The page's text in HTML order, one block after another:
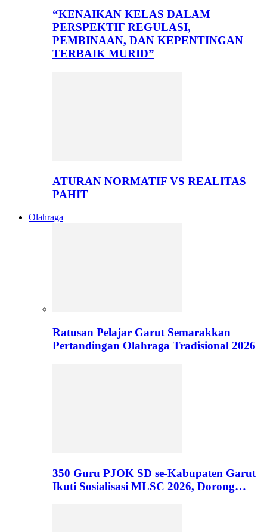
“KENAIKAN KELAS DALAM
PERSPEKTIF REGULASI,
PEMBINAAN, DAN KEPENTINGAN
TERBAIK MURID”
ATURAN NORMATIF VS REALITAS
PAHIT
Olahraga
Ratusan Pelajar Garut Semarakkan
Pertandingan Olahraga Tradisional 2026
350 Guru PJOK SD se-Kabupaten Garut
Ikuti Sosialisasi MLSC 2026, Dorong…